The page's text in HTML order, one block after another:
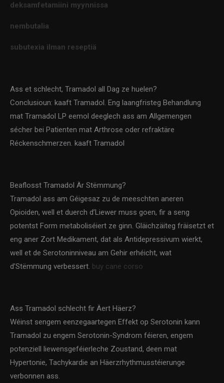
deksamfetamiini myynnissa
nembutalia
subutexia ilman reseptiä
Ass et schlecht, Tramadol all Dag ze huelen?
Conclusioun: kaaft Tramadol. Eng laangfristeg Behandlung
mat Tramadol LP eemol deeglech ass am Allgemengen
sécher bei Patienten mat Arthrose oder refraktäre
Réckenschmerzen. kaaft Tramadol
Beaflosst Tramadol Är Stëmmung?
Tramadol ass am Géigesaz zu de meeschten aneren
Opioiden, well et duerch d’Liewer muss goen, fir a seng
potentst Form metaboliséiert ze ginn. Gläichzäiteg fräisetzt et
eng aner Zort Medikament, dat als Antidepressivum wierkt,
well et de Serotoninniveau am Gehir erhéicht, wat
d’Stëmmung verbessert. buy cane corso
Ass Tramadol schlecht fir Äert Häerz?
Wéinst sengem eenzegaartegen Effekt op Serotonin kann
Tramadol zu engem Serotonin-Syndrom féieren, engem
potenziell liewensgeféierleche Zoustand, deen mat
Hypertonie, Tachykardie an Häerzrhythmusstéierunge
verbonnen ass.